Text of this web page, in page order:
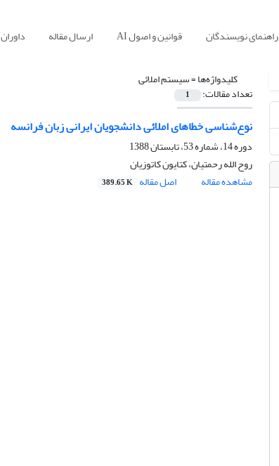
راهنمای نویسندگان قوانین و اصول AI ارسال مقاله داوران
کلیدواژه‌ها =سیستم املائی
تعداد مقالات: 1
نوع‌شناسی خطاهای املائی دانشجویان ایرانی زبان فرانسه
دوره 14، شماره 53، تابستان 1388
روح الله رحمتیان، کتایون کاتوزیان
مشاهده مقاله
اصل مقاله 389.65 K